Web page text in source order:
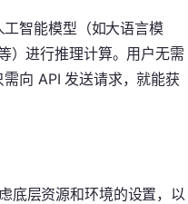
智能模型（如大语言模
）进行推理计算。用户无需
向 API 发送请求，就能获
底层资源和环境的设置，以